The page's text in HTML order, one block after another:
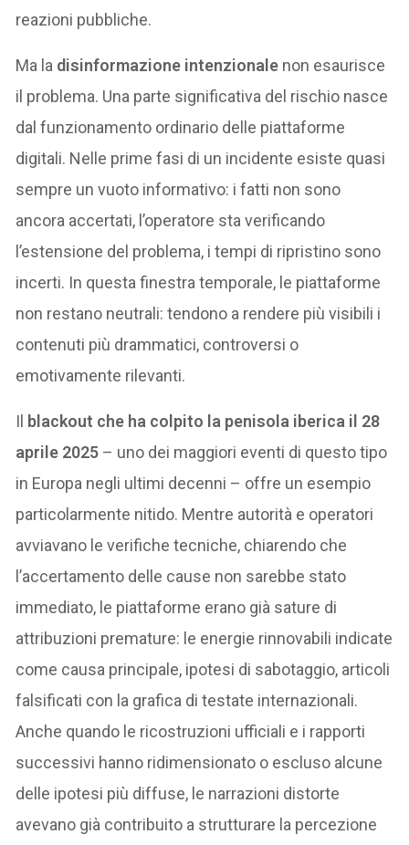
reazioni pubbliche.
Ma la disinformazione intenzionale non esaurisce
il problema. Una parte significativa del rischio nasce
dal funzionamento ordinario delle piattaforme
digitali. Nelle prime fasi di un incidente esiste quasi
sempre un vuoto informativo: i fatti non sono
ancora accertati, l’operatore sta verificando
l’estensione del problema, i tempi di ripristino sono
incerti. In questa finestra temporale, le piattaforme
non restano neutrali: tendono a rendere più visibili i
contenuti più drammatici, controversi o
emotivamente rilevanti.
Il blackout che ha colpito la penisola iberica il 28
aprile 2025 – uno dei maggiori eventi di questo tipo
in Europa negli ultimi decenni – offre un esempio
particolarmente nitido. Mentre autorità e operatori
avviavano le verifiche tecniche, chiarendo che
l’accertamento delle cause non sarebbe stato
immediato, le piattaforme erano già sature di
attribuzioni premature: le energie rinnovabili indicate
come causa principale, ipotesi di sabotaggio, articoli
falsificati con la grafica di testate internazionali.
Anche quando le ricostruzioni ufficiali e i rapporti
successivi hanno ridimensionato o escluso alcune
delle ipotesi più diffuse, le narrazioni distorte
avevano già contribuito a strutturare la percezione